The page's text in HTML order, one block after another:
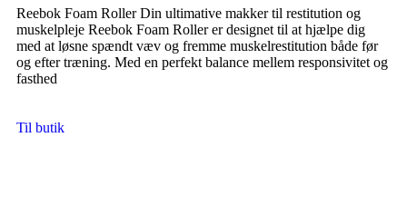
Reebok Foam Roller Din ultimative makker til restitution og
muskelpleje Reebok Foam Roller er designet til at hjælpe dig
med at løsne spændt væv og fremme muskelrestitution både før
og efter træning. Med en perfekt balance mellem responsivitet og
fasthed
Til butik